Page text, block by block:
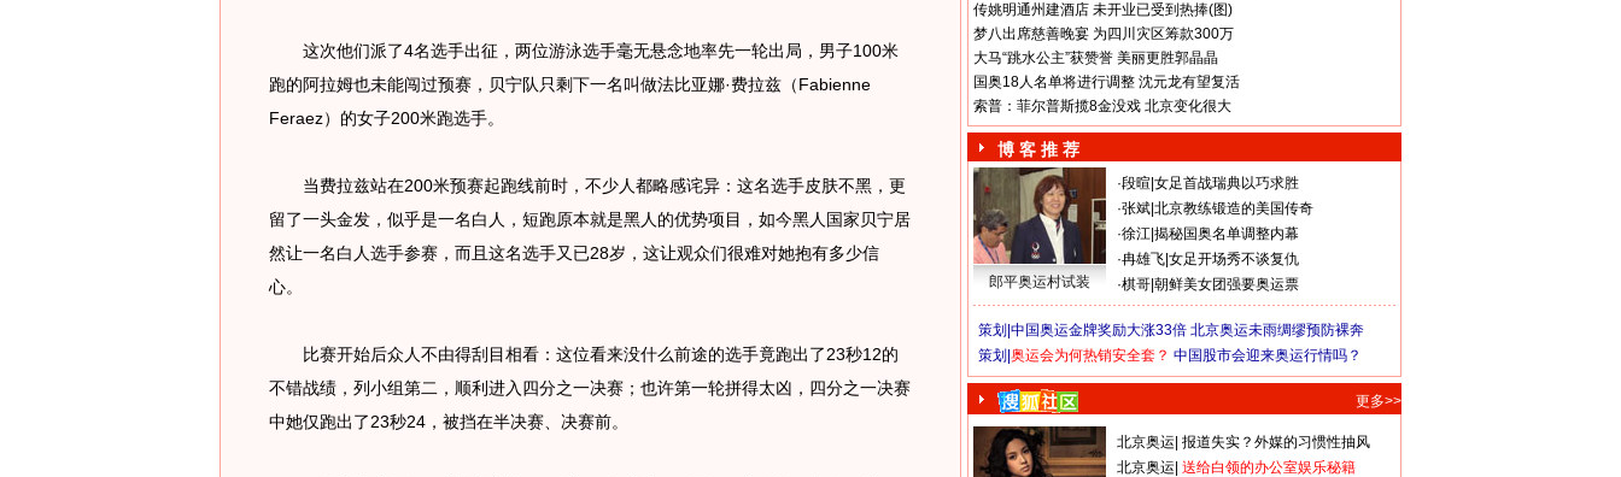
这次他们派了4名选手出征，两位游泳选手毫无悬念地率先一轮出局，男子100米
跑的阿拉姆也未能闯过预赛，贝宁队只剩下一名叫做法比亚娜·费拉兹（Fabienne
Feraez）的女子200米跑选手。
当费拉兹站在200米预赛起跑线前时，不少人都略感诧异：这名选手皮肤不黑，更
留了一头金发，似乎是一名白人，短跑原本就是黑人的优势项目，如今黑人国家贝宁居
然让一名白人选手参赛，而且这名选手又已28岁，这让观众们很难对她抱有多少信
心。
比赛开始后众人不由得刮目相看：这位看来没什么前途的选手竟跑出了23秒12的
不错战绩，列小组第二，顺利进入四分之一决赛；也许第一轮拼得太凶，四分之一决赛
中她仅跑出了23秒24，被挡在半决赛、决赛前。
传姚明通州建酒店 未开业已受到热捧(图)
梦八出席慈善晚宴 为四川灾区筹款300万
大马“跳水公主”获赞誉 美丽更胜郭晶晶
国奥18人名单将进行调整 沈元龙有望复活
索普：菲尔普斯揽8金没戏 北京变化很大
博 客 推 荐
郎平奥运村试装
·段暄 女足首战瑞典以巧求胜
·张斌 北京教练锻造的美国传奇
·徐江 揭秘国奥名单调整内幕
·冉雄飞 女足开场秀不谈复仇
·棋哥 朝鲜美女团强要奥运票
策划| 中国奥运金牌奖励大涨33倍 北京奥运未雨绸缪预防裸奔
策划| 奥运会为何热销安全套？ 中国股市会迎来奥运行情吗？
更多>>
北京奥运 报道失实？外媒的习惯性抽风
北京奥运 送给白领的办公室娱乐秘籍